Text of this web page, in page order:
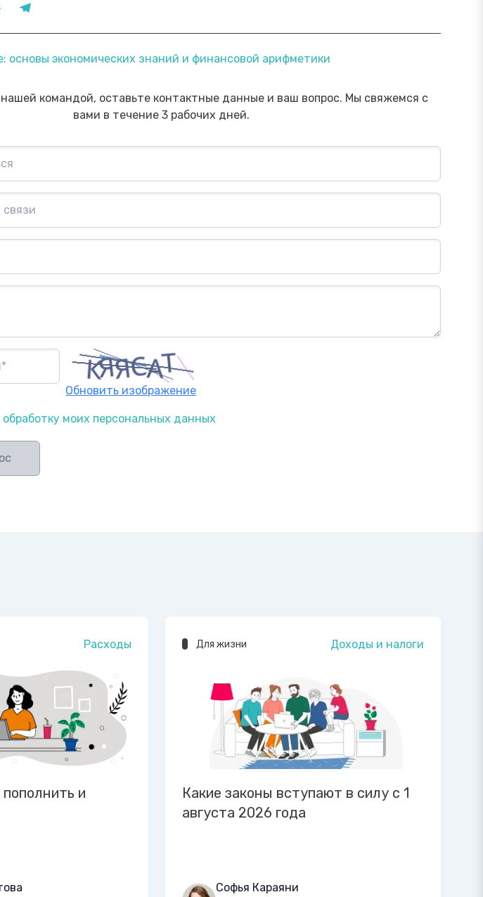
основы экономических знаний и финансовой арифметики
командой, оставьте контактные данные и ваш вопрос. Мы свяжемся с
вами в течение 3 рабочих дней.
Обновить изображение
обработку моих персональных данных
Посмотреть→
которые помогут обезопасить
Посмотреть→
Расходы
и
Для жизни Доходы и налоги
Какие законы вступают в силу с 1
августа 2026 года
Софья Караяни